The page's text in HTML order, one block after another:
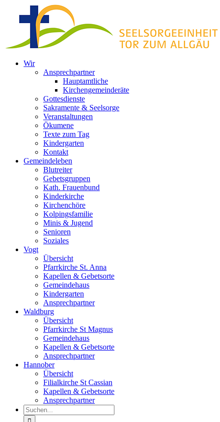
Inhalt
springen
Wir
Ansprechpartner
Hauptamtliche
Kirchengemeinderäte
Gottesdienste
Sakramente & Seelsorge
Veranstaltungen
Ökumene
Texte zum Tag
Kindergarten
Kontakt
Gemeindeleben
Blutreiter
Gebetsgruppen
Kath. Frauenbund
Kinderkirche
Kirchenchöre
Kolpingsfamilie
Minis & Jugend
Senioren
Soziales
Vogt
Übersicht
Pfarrkirche St. Anna
Kapellen & Gebetsorte
Gemeindehaus
Kindergarten
Ansprechpartner
Waldburg
Übersicht
Pfarrkirche St Magnus
Gemeindehaus
Kapellen & Gebetsorte
Ansprechpartner
Hannober
Übersicht
Filialkirche St Cassian
Kapellen & Gebetsorte
Ansprechpartner
Suche
nach: